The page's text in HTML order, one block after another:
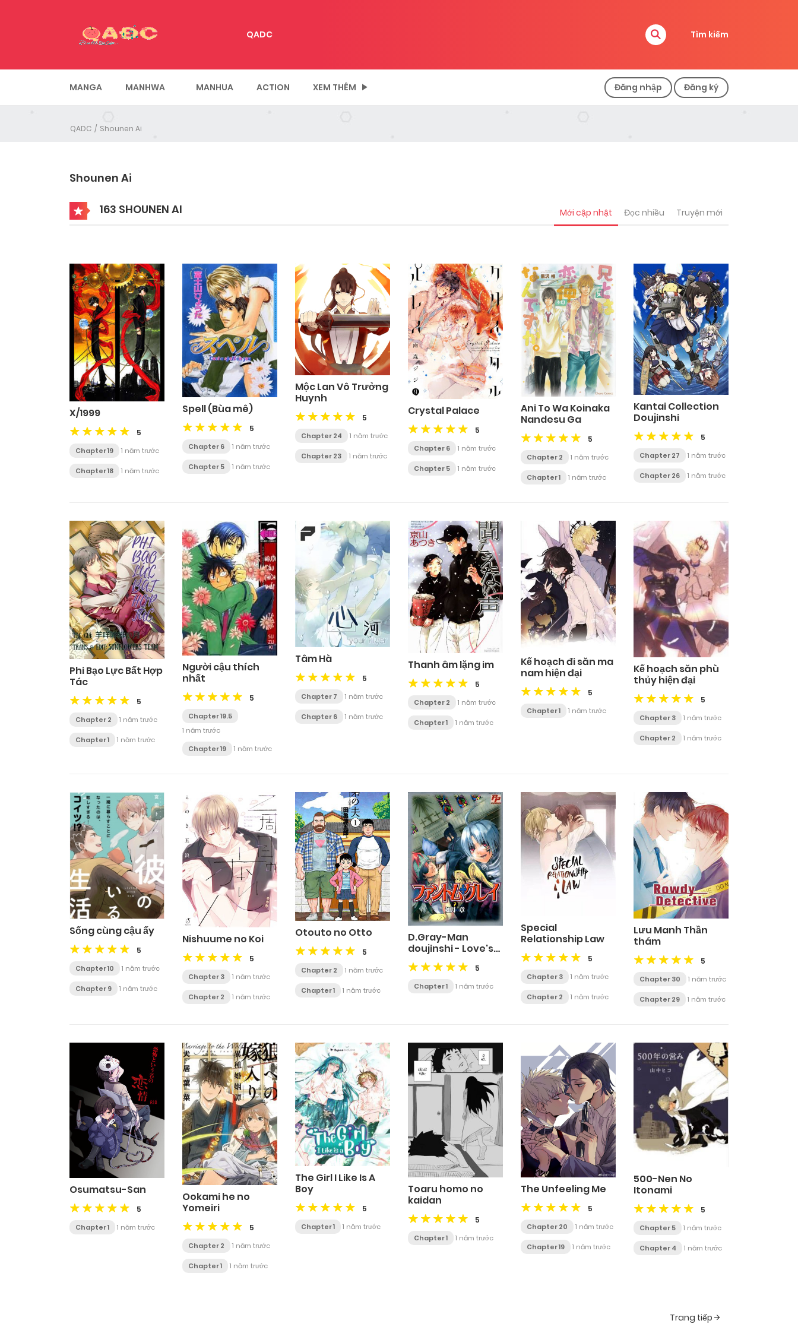
QADC Tìm kiếm
MANGA MANHWA MANHUA ACTION XEM THÊM Đăng nhập Đăng ký
QADC Shounen Ai
Shounen Ai
163 SHOUNEN AI Mới cập nhật Đọc nhiều Truyện mới
X/1999
5
Chapter 19 1 năm trước
Chapter 18 1 năm trước
Spell (Bùa mê)
5
Chapter 6 1 năm trước
Chapter 5 1 năm trước
Mộc Lan Vô Trưởng
Huynh
5
Chapter 24 1 năm trước
Chapter 23 1 năm trước
Crystal Palace
5
Chapter 6 1 năm trước
Chapter 5 1 năm trước
Ani To Wa Koinaka
Nandesu Ga
5
Chapter 2 1 năm trước
Chapter 1 1 năm trước
Kantai Collection
Doujinshi
5
Chapter 27 1 năm trước
Chapter 26 1 năm trước
Phi Bạo Lực Bất Hợp
Tác
5
Chapter 2 1 năm trước
Chapter 1 1 năm trước
Người cậu thích
nhất
5
Chapter 19.5
1 năm trước
Chapter 19
1 năm trước
Tâm Hà
5
Chapter 7 1 năm trước
Chapter 6 1 năm trước
Thanh âm lặng im
5
Chapter 2 1 năm trước
Chapter 1 1 năm trước
Kế hoạch đi săn ma
nam hiện đại
5
Chapter 1 1 năm trước
Kế hoạch săn phù
thủy hiện đại
5
Chapter 3 1 năm trước
Chapter 2 1 năm trước
Sống cùng cậu ấy
5
Chapter 10 1 năm trước
Chapter 9 1 năm trước
Nishuume no Koi
5
Chapter 3 1 năm trước
Chapter 2 1 năm trước
Otouto no Otto
5
Chapter 2 1 năm trước
Chapter 1 1 năm trước
D.Gray-Man
doujinshi - Love's
Cycle Breaker 01
5
Chapter 1 1 năm trước
Special
Relationship Law
5
Chapter 3 1 năm trước
Chapter 2 1 năm trước
Lưu Manh Thần
thám
5
Chapter 30 1 năm trước
Chapter 29 1 năm trước
Osumatsu-San
5
Chapter 1 1 năm trước
Ookami he no
Yomeiri
5
Chapter 2 1 năm trước
Chapter 1 1 năm trước
The Girl I Like Is A
Boy
5
Chapter 1 1 năm trước
Toaru homo no
kaidan
5
Chapter 1 1 năm trước
The Unfeeling Me
5
Chapter 20 1 năm trước
Chapter 19 1 năm trước
500-Nen No
Itonami
5
Chapter 5 1 năm trước
Chapter 4 1 năm trước
Trang tiếp